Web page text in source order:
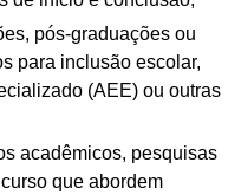
pós-graduações ou
para inclusão escolar,
(AEE) ou outras
acadêmicos, pesquisas
que abordem